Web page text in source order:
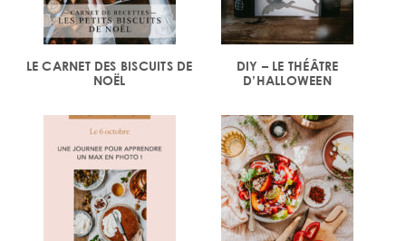
LE CARNET DES BISCUITS DE
NOËL
DIY – LE THÉÂTRE
D’HALLOWEEN